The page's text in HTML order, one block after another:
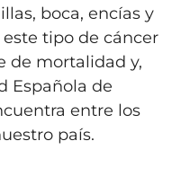
boca, encías y
tipo de cáncer
de mortalidad y,
Española de
entre los
país.